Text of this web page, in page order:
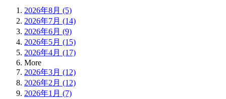
2026年8月 (5)
2026年7月 (14)
2026年6月 (9)
2026年5月 (15)
2026年4月 (17)
More
2026年3月 (12)
2026年2月 (12)
2026年1月 (7)